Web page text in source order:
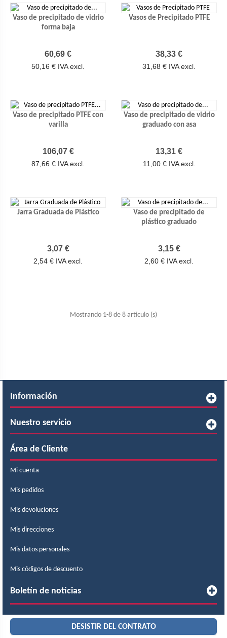
Vaso de precipitado de vidrio
forma baja
Precio
60,69 €
50,16 € IVA excl.
Vasos de Precipitado PTFE
Precio
38,33 €
31,68 € IVA excl.
Vaso de precipitado PTFE con
varilla
Precio
106,07 €
87,66 € IVA excl.
Vaso de precipitado de vidrio
graduado con asa
Precio
13,31 €
11,00 € IVA excl.
Jarra Graduada de Plástico
Precio
3,07 €
2,54 € IVA excl.
Vaso de precipitado de
plástico graduado
Precio
3,15 €
2,60 € IVA excl.
Mostrando 1-8 de 8 artículo (s)
Información
Nuestro servicio
Área de Cliente
Mi cuenta
Mis pedidos
Mis devoluciones
Mis direcciones
Mis datos personales
Mis códigos de descuento
Boletín de noticias
DESISTIR DEL CONTRATO